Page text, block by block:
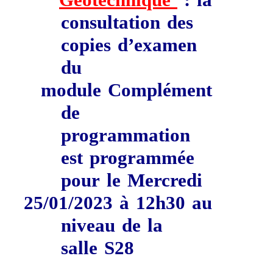
consultation des
copies d’examen
du
module Complément
de
programmation
est programmée
pour leMercredi
25/01/2023 à 12h30 au
niveau de la
salle S28